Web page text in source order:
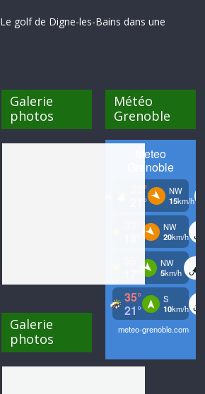
Le golf de Digne-les-Bains dans une
Galerie
photos
Galerie
photos
Météo
Grenoble